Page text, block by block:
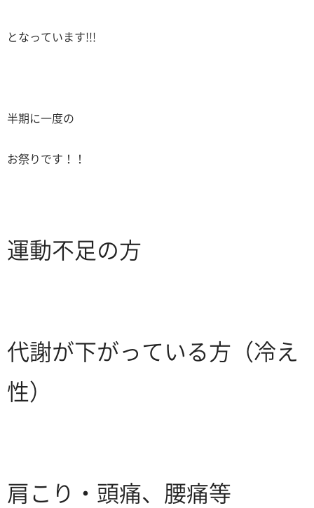
となっています!!!
半期に一度の
お祭りです！！
運動不足の方
代謝が下がっている方（冷え
性）
肩こり・頭痛、腰痛等